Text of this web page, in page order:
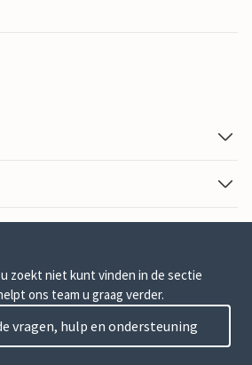
zoekt niet kunt vinden in de sectie
ons team u graag verder.
vragen, hulp en ondersteuning